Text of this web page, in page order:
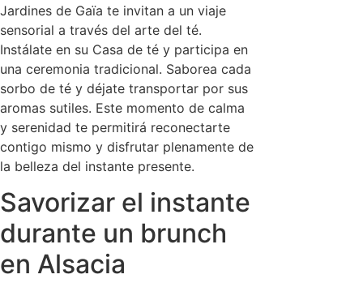
Jardines de Gaïa te invitan a un viaje
sensorial a través del arte del té.
Instálate en su Casa de té y participa en
una ceremonia tradicional. Saborea cada
sorbo de té y déjate transportar por sus
aromas sutiles. Este momento de calma
y serenidad te permitirá reconectarte
contigo mismo y disfrutar plenamente de
la belleza del instante presente.
Savorizar el instante
durante un brunch
en Alsacia